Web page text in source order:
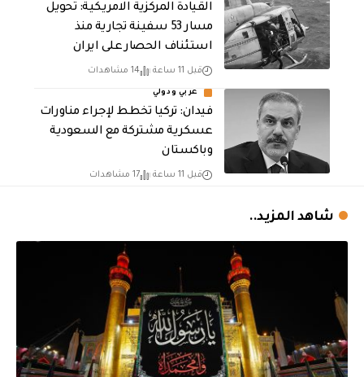
القيادة المركزية الامريكية: تحويل
مسار 53 سفينة تجارية منذ
استئناف الحصار على ايران
قبل 11 ساعة 14 مشاهدات
عربي ودولي
فيدان: تركيا تخطط لإجراء مناورات
عسكرية مشتركة مع السعودية
وباكستان
قبل 11 ساعة 17 مشاهدات
شاهد المزيد..